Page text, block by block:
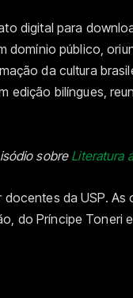
digital para
domínio público,
da cultura
edição bilíngues,
sobre Literatura
da USP. As
do Príncipe Toneri